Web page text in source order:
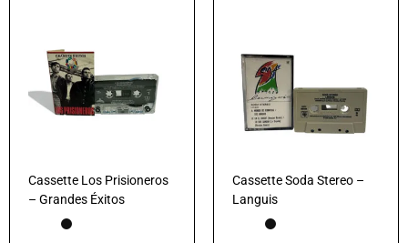
Cassette Los Prisioneros
– Grandes Éxitos
Cassette Soda Stereo –
Languis